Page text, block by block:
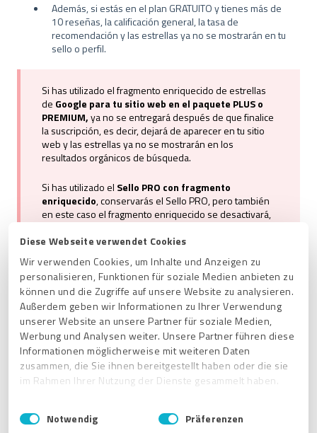
Diese Webseite verwendet Cookies
Wir verwenden Cookies, um Inhalte und Anzeigen zu
personalisieren, Funktionen für soziale Medien anbieten zu
können und die Zugriffe auf unsere Website zu analysieren.
Außerdem geben wir Informationen zu Ihrer Verwendung
unserer Website an unsere Partner für soziale Medien,
Werbung und Analysen weiter. Unsere Partner führen diese
Informationen möglicherweise mit weiteren Daten
zusammen, die Sie ihnen bereitgestellt haben oder die sie
im Rahmen Ihrer Nutzung der Dienste gesammelt haben.
Impressum
Datenschutzbestimmungen
E
i
Notwendig Präferenzen
Además, si estás en el plan GRATUITO y tienes más de
10 reseñas, la calificación general, la tasa de
recomendación y las estrellas ya no se mostrarán en tu
sello o perfil.
Si has utilizado el fragmento enriquecido de estrellas
de Google para tu sitio web en el paquete PLUS o
PREMIUM,ya no se entregará después de que finalice
la suscripción, es decir, dejará de aparecer en tu sitio
web y las estrellas ya no se mostrarán en los
resultados orgánicos de búsqueda.
Si has utilizado el Sello PRO con fragmento
enriquecido, conservarás el Sello PRO, pero también
en este caso el fragmento enriquecido se desactivará,
por lo quelas estrellas desaparecerán en los
resultados de búsqueda.
Para más información, consulta el artículo:
¿Por qué faltan las estrellas, la calificación
general, la tasa de recomendación y los premios en
mi sello?